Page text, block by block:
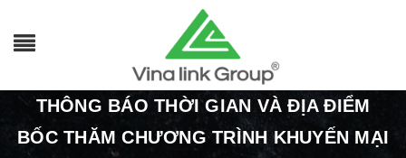
THÔNG BÁO THỜI GIAN VÀ ĐỊA ĐIỂM
BỐC THĂM CHƯƠNG TRÌNH KHUYẾN MẠI